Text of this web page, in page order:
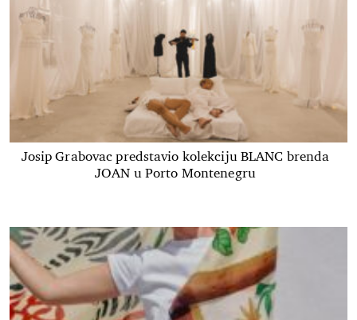
Josip Grabovac predstavio kolekciju BLANC brenda
JOAN u Porto Montenegru